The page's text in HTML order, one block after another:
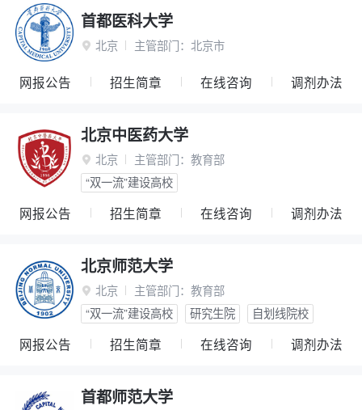
首都医科大学
 北京 主管部门： 北京市
网报公告 招生简章 在线咨询 调剂办法
北京中医药大学
 北京 主管部门： 教育部
“双一流”建设高校
网报公告 招生简章 在线咨询 调剂办法
北京师范大学
 北京 主管部门： 教育部
“双一流”建设高校
研究生院 自划线院校
网报公告 招生简章 在线咨询 调剂办法
首都师范大学